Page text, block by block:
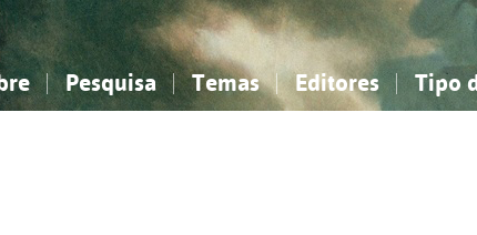
Pesquisa Temas
sociais...
Editores Tipo
sociais...